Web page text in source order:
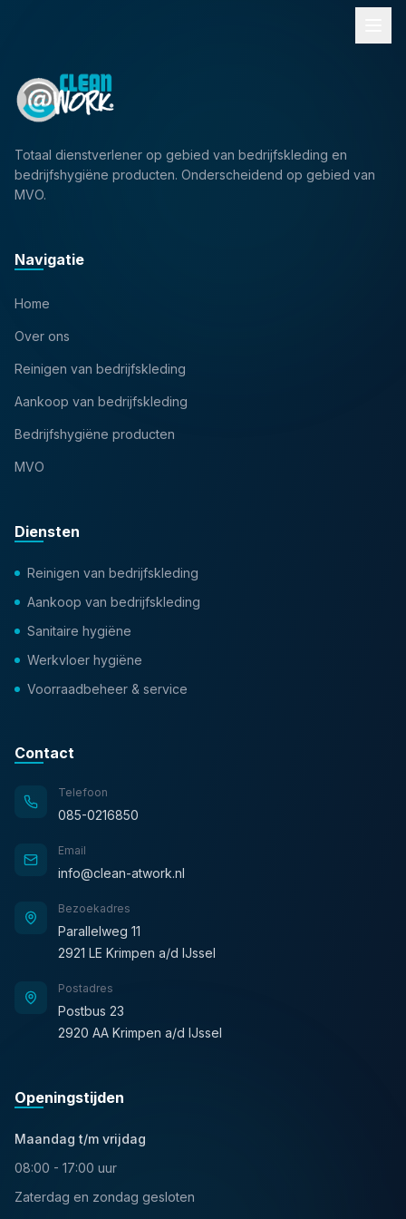
Totaal dienstverlener op gebied van bedrijfskleding en
bedrijfshygiëne producten. Onderscheidend op gebied van
MVO.
Navigatie
Home
Over ons
Reinigen van bedrijfskleding
Aankoop van bedrijfskleding
Bedrijfshygiëne producten
MVO
Diensten
Reinigen van bedrijfskleding
Aankoop van bedrijfskleding
Sanitaire hygiëne
Werkvloer hygiëne
Voorraadbeheer & service
Contact
Telefoon
085-0216850
Email
info@clean-atwork.nl
Bezoekadres
Parallelweg 11
2921 LE Krimpen a/d IJssel
Postadres
Postbus 23
2920 AA Krimpen a/d IJssel
Openingstijden
Maandag t/m vrijdag
08:00 - 17:00 uur
Zaterdag en zondag gesloten